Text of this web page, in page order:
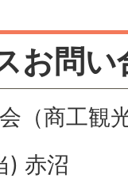
お問い
（商工観
) 赤沼